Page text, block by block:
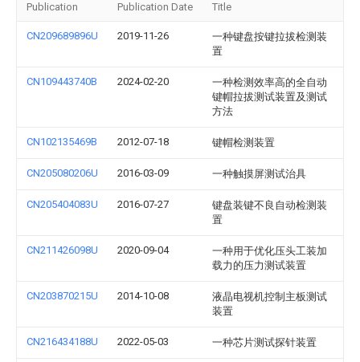
Publication Publication Date Title
CN209689896U 2019-11-26
一种键盘按键拉拔检测装
置
CN109443740B 2024-02-20
一种检测效率高的全自动
键帽拉拔测试装置及测试
方法
CN102135469B 2012-07-18 键帽检测装置
CN205080206U 2016-03-09 一种触摸屏测试治具
CN205404083U 2016-07-27
键盘装键不良自动检测装
置
CN211426098U 2020-09-04
一种用于优化压头工装加
载力的压力测试装置
CN203870215U 2014-10-08
液晶电视机控制主板测试
装置
CN216434188U 2022-05-03 一种芯片测试探针装置